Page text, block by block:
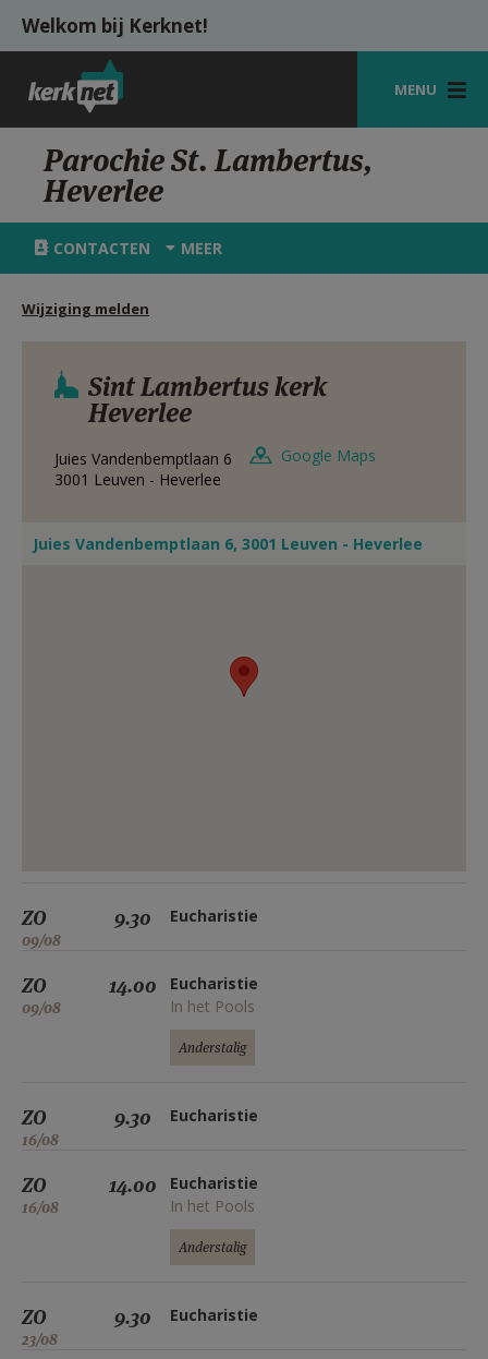
Overslaan en naar de inhoud gaan
Welkom bij Kerknet!
MENU
STARTPAGINA
KERK
VIERINGEN
HULP
MIJN PAROCHIE
AANMELDEN OF REGISTREREN
Parochie St. Lambertus,
Heverlee
CONTACTEN MEER
Wijziging melden
Sint Lambertus kerk
Heverlee
Juies Vandenbemptlaan 6
3001 Leuven - Heverlee
Google Maps
Juies Vandenbemptlaan 6, 3001 Leuven - Heverlee
ZO
09/08
9.30 Eucharistie
ZO
09/08
14.00
Eucharistie
In het Pools
Anderstalig
ZO
16/08
9.30 Eucharistie
ZO
16/08
14.00
Eucharistie
In het Pools
Anderstalig
ZO
23/08
9.30 Eucharistie